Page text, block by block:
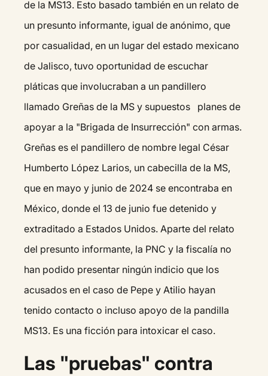
de la MS13. Esto basado también en un relato de
un presunto informante, igual de anónimo, que
por casualidad, en un lugar del estado mexicano
de Jalisco, tuvo oportunidad de escuchar
pláticas que involucraban a un pandillero
llamado Greñas de la MS y supuestos planes de
apoyar a la "Brigada de Insurrección" con armas.
Greñas es el pandillero de nombre legal César
Humberto López Larios, un cabecilla de la MS,
que en mayo y junio de 2024 se encontraba en
México, donde el 13 de junio fue detenido y
extraditado a Estados Unidos. Aparte del relato
del presunto informante, la PNC y la fiscalía no
han podido presentar ningún indicio que los
acusados en el caso de Pepe y Atilio hayan
tenido contacto o incluso apoyo de la pandilla
MS13. Es una ficción para intoxicar el caso.
Las "pruebas" contra